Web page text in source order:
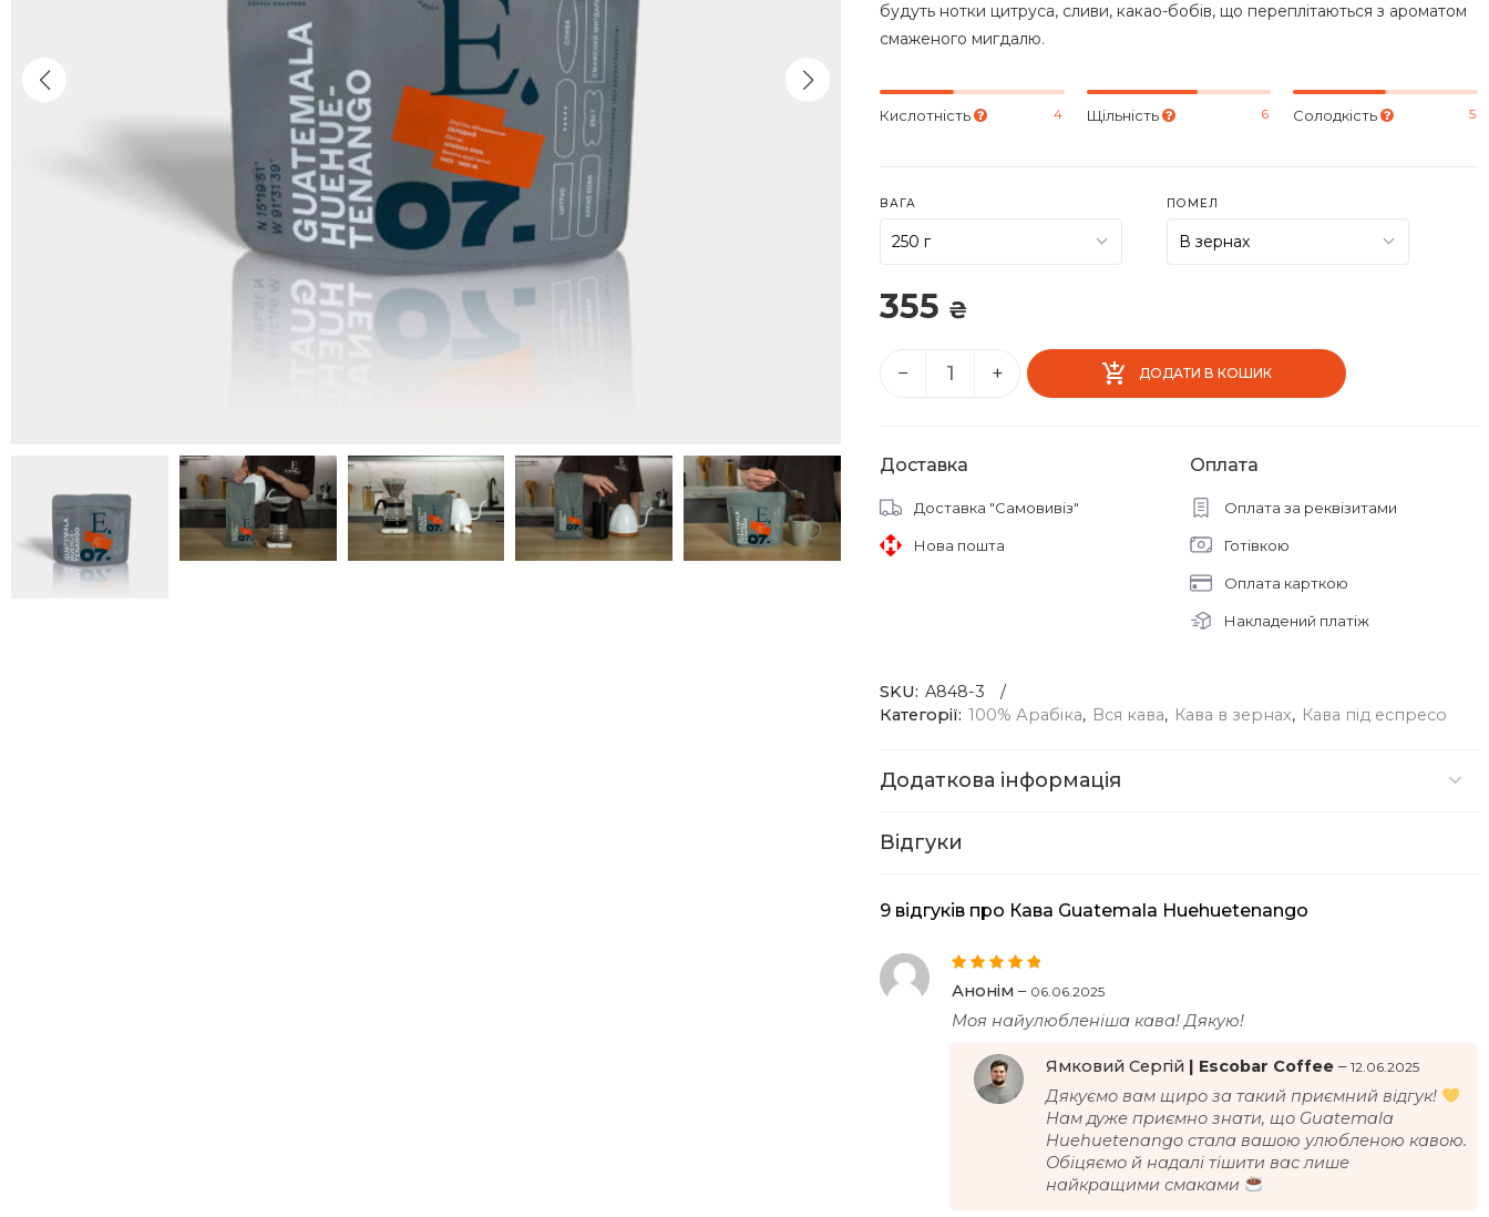
будуть нотки цитруса, сливи, какао-бобів, що переплітаються з ароматом
смаженого мигдалю.
4
Кислотність 6
Щільність 5
Солодкість
ВАГА ПОМЕЛ
355 ₴
+
− ДОДАТИ В КОШИК
Доставка
Доставка "Самовивіз"
Нова пошта
Оплата
Оплата за реквізитами
Готівкою
Оплата карткою
Накладений платіж
Додаткова інформація
Відгуки
9 відгуків про Кава Guatemala Huehuetenango
Оцінено в
5
Анонім – 06.06.2025
Моя найулюбленіша кава! Дякую!
Ямковий Сергій – 12.06.2025
Дякуємо вам щиро за такий приємний відгук!
Нам дуже приємно знати, що Guatemala
Huehuetenango стала вашою улюбленою кавою.
Обіцяємо й надалі тішити вас лише
найкращими смаками
SKU: A848-3
Категорії: 100% Арабіка, Вся кава, Кава в зернах, Кава під еспресо